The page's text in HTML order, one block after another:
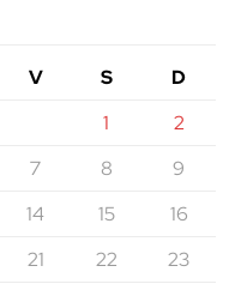
V S
D
1
2
7 8
9
14 15
16
21 22
23